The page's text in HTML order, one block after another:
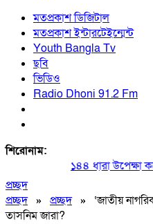
মতপ্রকাশ ডিজিটাল
মতপ্রকাশ ইন্টারটেইন্মেন্ট
Youth Bangla Tv
ছবি
ভিডিও
Radio Dhoni 91.2 Fm
শিরোনাম:
১৪৪ ধারা উপেক্ষা করে
প্রচ্ছদ
প্রচ্ছদ» প্রচ্ছদ» ‘জাতীয়
তাসনিম জারা?